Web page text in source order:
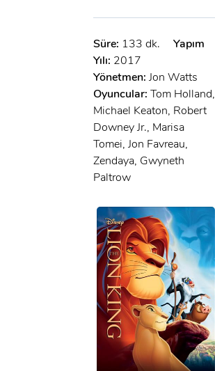
Süre: 133 dk.
Yapım
Yılı: 2017
Yönetmen: Jon Watts
Oyuncular: Tom Holland,
Michael Keaton, Robert
Downey Jr., Marisa
Tomei, Jon Favreau,
Zendaya, Gwyneth
Paltrow